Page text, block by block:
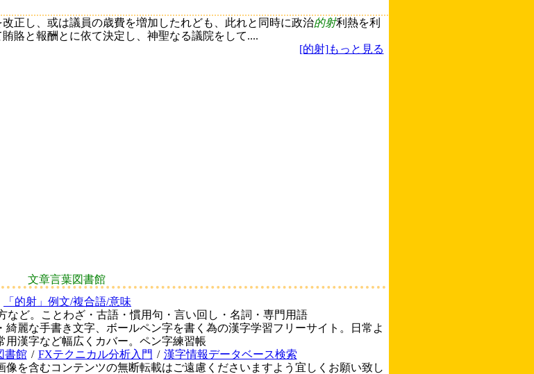
正し、或は議員の歳費を増加したれども、此れと同時に政治的射利熱を利
賂と報酬とに依て決定し、神聖なる議院をして....
[的射]もっと見る
文章言葉図書館
「的射」例文/複合語/意味
など。ことわざ・古語・慣用句・言い回し・名詞・専門用語
麗な手書き文字、ボールペン字を書く為の漢字学習フリーサイト。日常よ
用漢字など幅広くカバー。ペン字練習帳
書館 / FXテクニカル分析入門 / 漢字情報データベース検索
を含むコンテンツの無断転載はご遠慮くださいますよう宜しくお願い致し